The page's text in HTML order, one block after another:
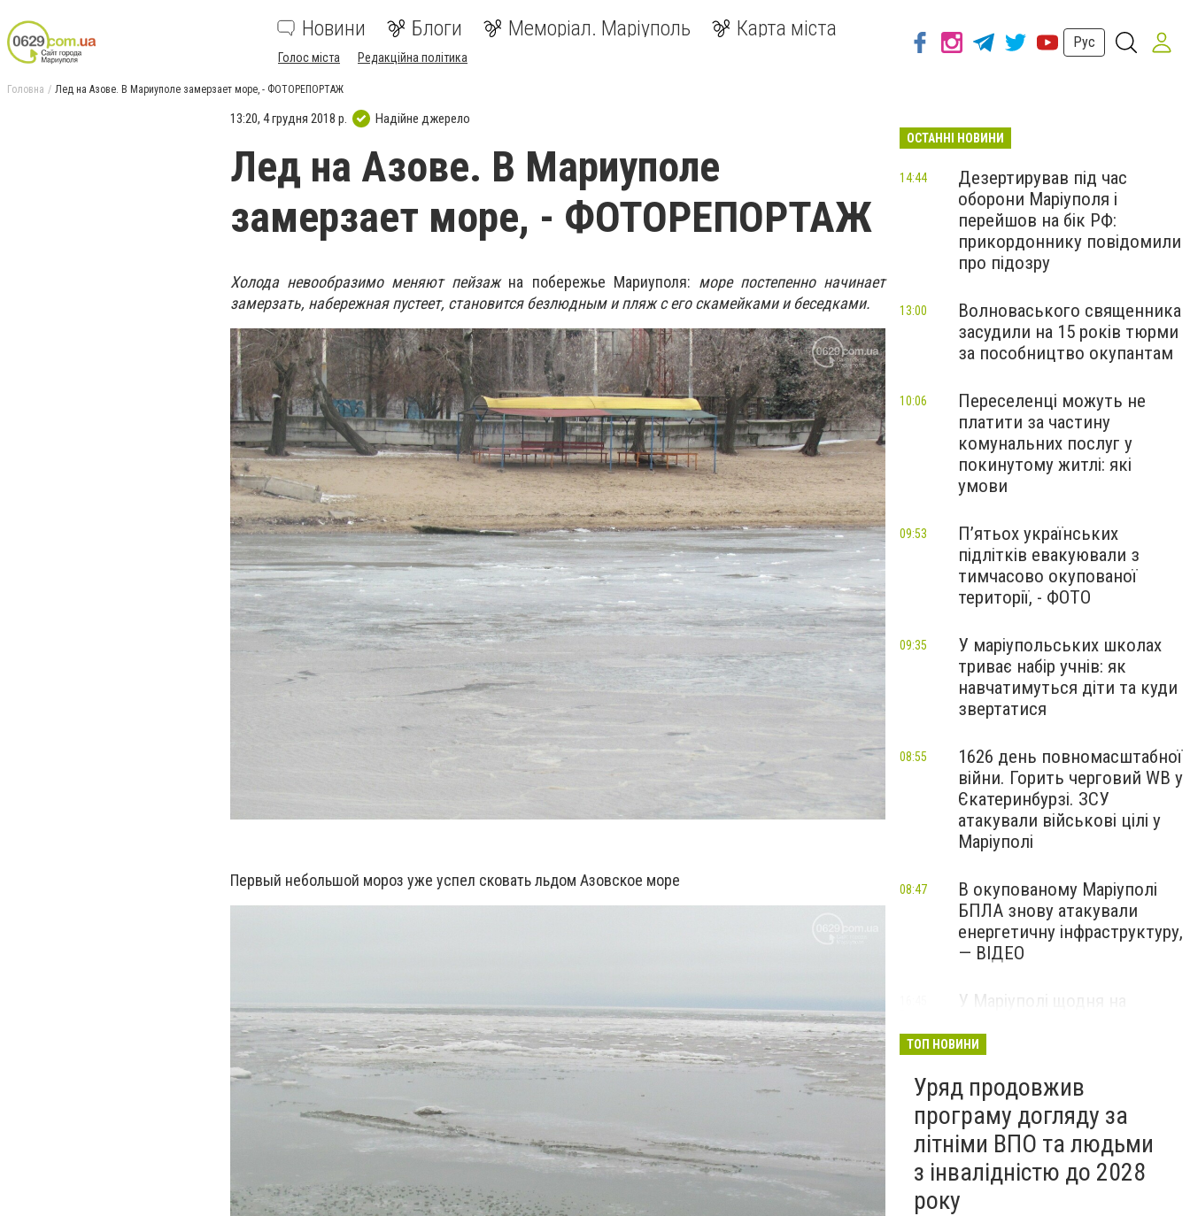
Новини Блоги Меморіал. Маріуполь Карта міста
Голос міста Редакційна політика
Рус
Головна Лед на Азове. В Мариуполе замерзает море, - ФОТОРЕПОРТАЖ
13:20, 4 грудня 2018 р. Надійне джерело
Лед на Азове. В Мариуполе
замерзает море, - ФОТОРЕПОРТАЖ
Холода невообразимо меняют пейзажна побережье Мариуполя: море постепенно начинает
замерзать, набережная пустеет, становится безлюдным и пляж с его скамейками и беседками.
Первый небольшой мороз уже успел сковать льдом Азовское море
ОСТАННІ НОВИНИ
Дезертирував під час
оборони Маріуполя і
перейшов на бік РФ:
прикордоннику повідомили
про підозру
14:44
Волноваського священника
засудили на 15 років тюрми
за пособництво окупантам
13:00
Переселенці можуть не
платити за частину
комунальних послуг у
покинутому житлі: які
умови
10:06
П’ятьох українських
підлітків евакуювали з
тимчасово окупованої
території, - ФОТО
09:53
У маріупольських школах
триває набір учнів: як
навчатимуться діти та куди
звертатися
09:35
1626 день повномасштабної
війни. Горить черговий WB у
Єкатеринбурзі. ЗСУ
атакували військові цілі у
Маріуполі
08:55
В окупованому Маріуполі
БПЛА знову атакували
енергетичну інфраструктуру,
— ВІДЕО
08:47
У Маріуполі щодня на
відключатимуть світло: це
ТОП НОВИНИ
Уряд продовжив
програму догляду за
літніми ВПО та людьми
з інвалідністю до 2028
року